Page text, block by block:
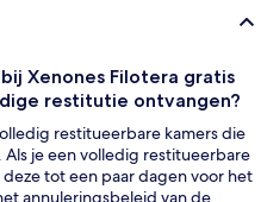
Xenones Filotera gratis
restitutie ontvangen?
restitueerbare kamers die
je een volledig restitueerbare
tot een paar dagen voor het
annuleringsbeleid van de